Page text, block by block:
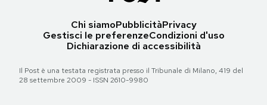
Chi siamoPubblicitàPrivacy
Gestisci le preferenzeCondizioni d'uso
Dichiarazione di accessibilità
Il Post è una testata registrata presso il Tribunale di Milano, 419 del
28 settembre 2009 - ISSN 2610-9980